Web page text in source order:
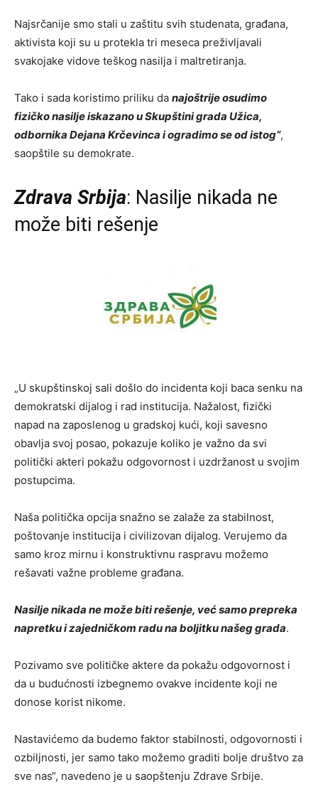
Najsrčanije smo stali u zaštitu svih studenata, građana,
aktivista koji su u protekla tri meseca preživljavali
svakojake vidove teškog nasilja i maltretiranja.
Tako i sada koristimo priliku da najoštrije osudimo
fizičko nasilje iskazano u Skupštini grada Užica,
odbornika Dejana Krčevinca i ogradimo se od istog“,
saopštile su demokrate.
Zdrava Srbija: Nasilje nikada ne
može biti rešenje
„U skupštinskoj sali došlo do incidenta koji baca senku na
demokratski dijalog i rad institucija. Nažalost, fizički
napad na zaposlenog u gradskoj kući, koji savesno
obavlja svoj posao, pokazuje koliko je važno da svi
politički akteri pokažu odgovornost i uzdržanost u svojim
postupcima.
Naša politička opcija snažno se zalaže za stabilnost,
poštovanje institucija i civilizovan dijalog. Verujemo da
samo kroz mirnu i konstruktivnu raspravu možemo
rešavati važne probleme građana.
Nasilje nikada ne može biti rešenje, već samo prepreka
napretku i zajedničkom radu na boljitku našeg grada.
Pozivamo sve političke aktere da pokažu odgovornost i
da u budućnosti izbegnemo ovakve incidente koji ne
donose korist nikome.
Nastavićemo da budemo faktor stabilnosti, odgovornosti i
ozbiljnosti, jer samo tako možemo graditi bolje društvo za
sve nas“, navedeno je u saopštenju Zdrave Srbije.